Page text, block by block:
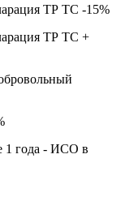
ТР ТС -15%
ТР ТС +
года - ИСО в